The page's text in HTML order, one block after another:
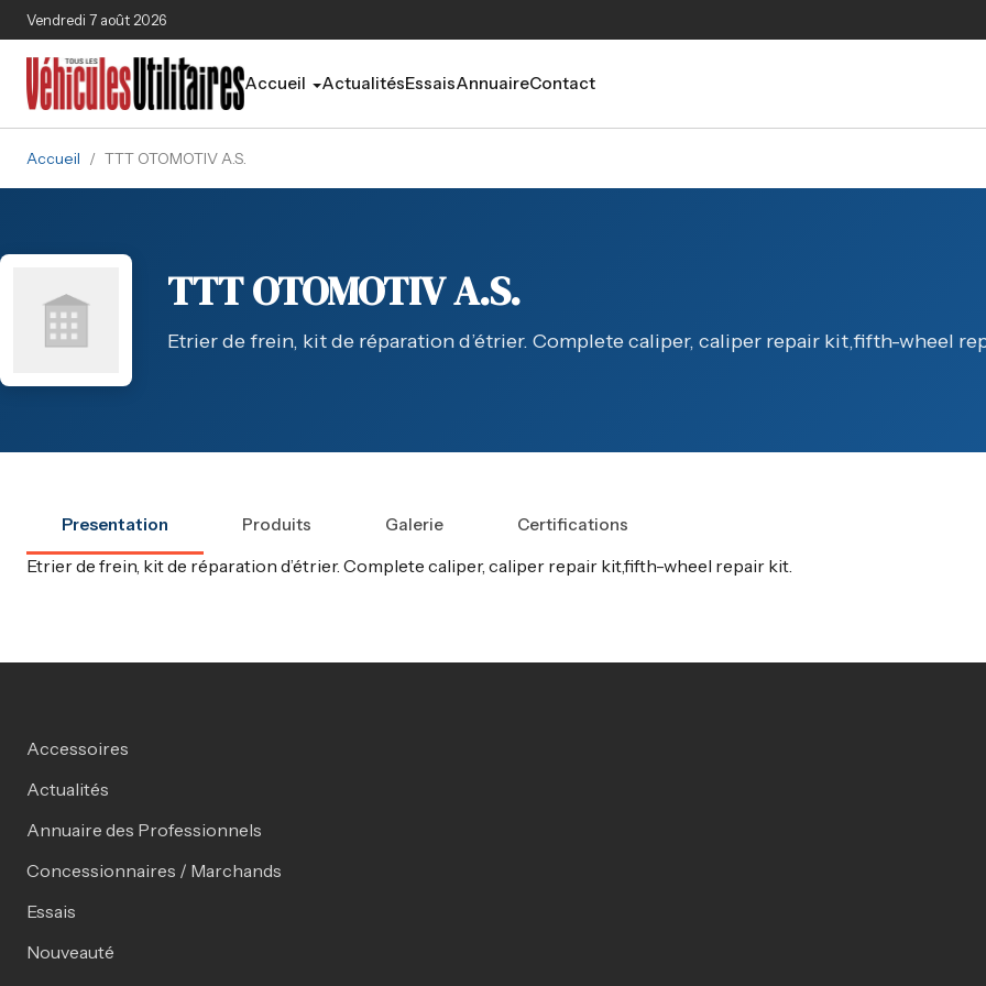
Aller au contenu principal
Vendredi 7 août 2026
Accueil ActualitésEssaisAnnuaireContact
Accueil / TTT OTOMOTIV A.S.
TTT OTOMOTIV A.S.
Etrier de frein, kit de réparation d’étrier. Complete caliper, caliper repair kit,fifth-wheel
Presentation Produits Galerie Certifications
Etrier de frein, kit de réparation d’étrier. Complete caliper, caliper repair kit,fifth-wheel repair kit.
Accessoires
Actualités
Annuaire des Professionnels
Concessionnaires / Marchands
Essais
Nouveauté